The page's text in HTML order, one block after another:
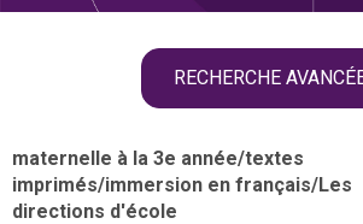
RECHERCHE
maternelle à la 3e année/textes
imprimés/immersion en français/Les
directions d'école